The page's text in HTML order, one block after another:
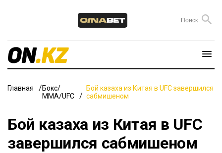
Главная
Бокс/
ММА/UFC
Бой казаха из Китая в UFC завершился
сабмишеном
Бой казаха из Китая в UFC
завершился сабмишеном